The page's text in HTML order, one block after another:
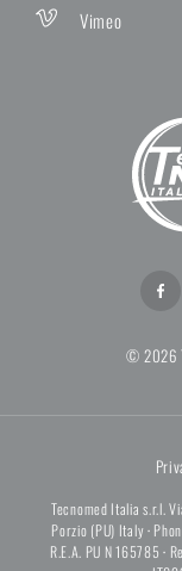
© 2026
Vimeo
Tecnomed Italia s.r.l.
Porzio (PU) Italy·
R.E.A. PU N 165785·